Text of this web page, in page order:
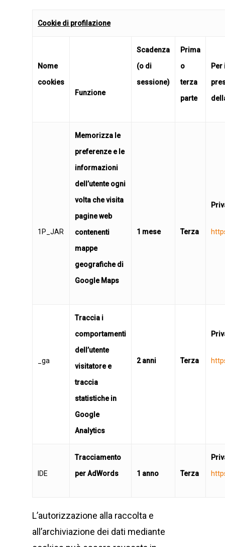
Cookie di profilazione
Nome
cookies
Funzione
Scadenza
(o di
sessione)
Prima
o
terza
parte
1P_JAR
Memorizza le
preferenze e le
informazioni
dell’utente ogni
volta che visita
pagine web
contenenti
mappe
geografiche di
Google Maps
1 mese Terza
_ga
Traccia i
comportamenti
dell’utente
visitatore e
traccia
statistiche in
Google
Analytics
2 anni Terza
IDE
Tracciamento
per AdWords
1 anno Terza
L’autorizzazione alla raccolta e
all’archiviazione dei dati mediante